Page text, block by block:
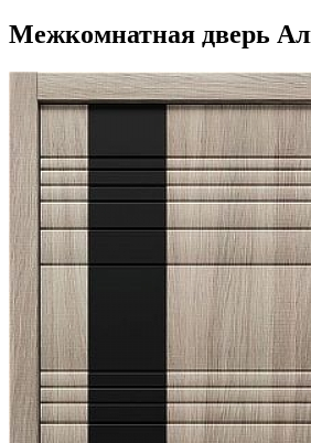
Межкомнатная дверь